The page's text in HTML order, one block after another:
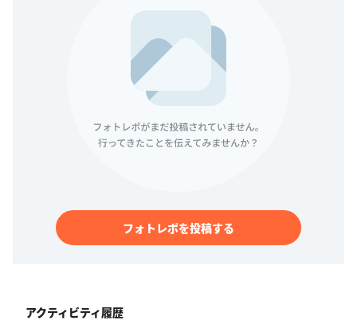
フォトレポを投稿する
アクティビティ履歴